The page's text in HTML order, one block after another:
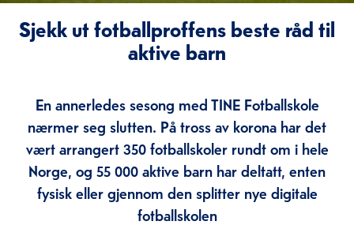
Sjekk ut fotballproffens beste råd til
aktive barn
En annerledes sesong med TINE Fotballskole
nærmer seg slutten. På tross av korona har det
vært arrangert 350 fotballskoler rundt om i hele
Norge, og 55 000 aktive barn har deltatt, enten
fysisk eller gjennom den splitter nye digitale
fotballskolen